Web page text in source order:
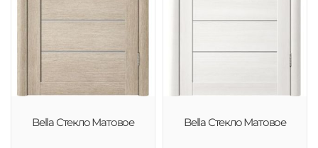
Bella Стекло Матовое Bella Стекло Матовое